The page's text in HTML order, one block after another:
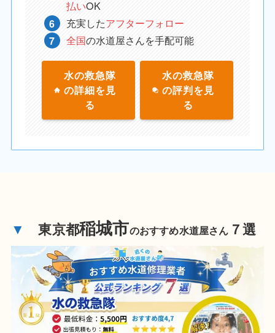
払いOK
充実したアフターフォロー
全国の水道屋さんを手配可能
水の救急隊
の詳細を見
る
水の救急隊
の評判を見
る
▼ 東京都稲城市のおすすめ水道屋さん ７選